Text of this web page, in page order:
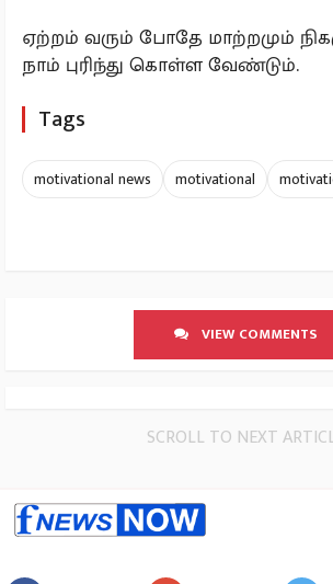
ஏற்றம் வரும் போதே மாற்றமும்
நாம் புரிந்து கொள்ள வேண்டும்.
Tags
motivational news motivational
VIEW COMMENTS
SCROLL TO NEXT